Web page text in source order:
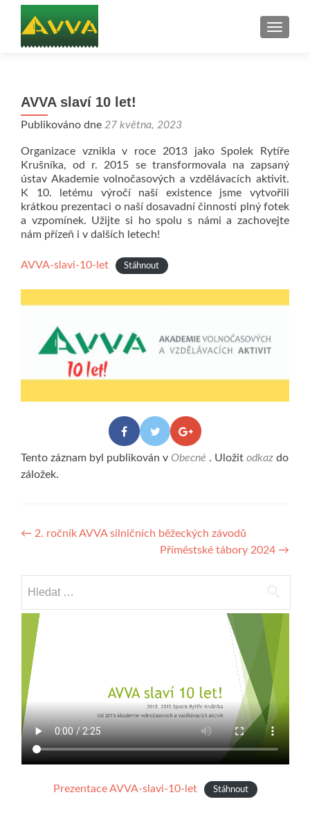
AVVA slaví 10 let!
Publikováno dne 27 května, 2023
Organizace vznikla v roce 2013 jako Spolek Rytíře
Krušníka, od r. 2015 se transformovala na zapsaný
ústav Akademie volnočasových a vzdělávacích aktivit.
K 10. letému výročí naší existence jsme vytvořili
krátkou prezentaci o naší dosavadní činnosti plný fotek
a vzpomínek. Užijte si ho spolu s námi a zachovejte
nám přízeň i v dalších letech!
AVVA-slavi-10-let Stáhnout
Tento záznam byl publikován v Obecné . Uložit odkaz do
záložek.
Navigace
příspěvek
← 2. ročník AVVA silničních běžeckých závodů
Příměstské tábory 2024 →
Prezentace AVVA-slavi-10-let Stáhnout